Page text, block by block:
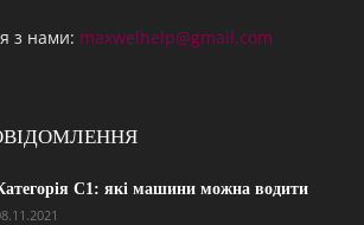
з нами: maxwelhelp@gmail.com
С1: які машини можна водити